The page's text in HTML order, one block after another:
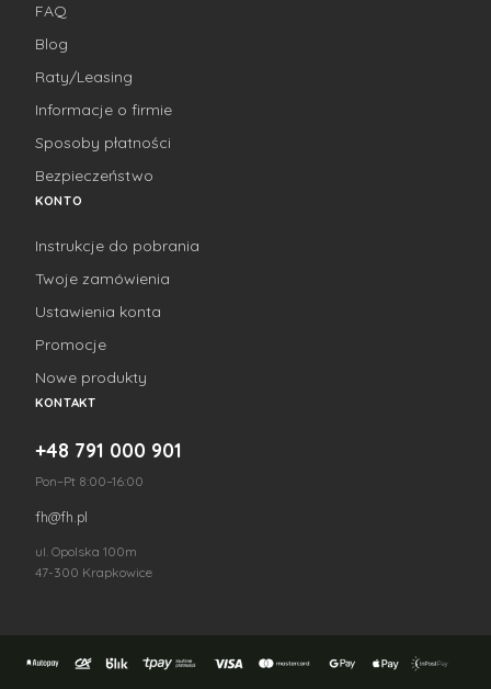
FAQ
Blog
Raty/Leasing
Informacje o firmie
Sposoby płatności
Bezpieczeństwo
KONTO
Instrukcje do pobrania
Twoje zamówienia
Ustawienia konta
Promocje
Nowe produkty
KONTAKT
+48 791 000 901
Pon–Pt 8:00–16:00
fh@fh.pl
ul. Opolska 100m
47-300 Krapkowice